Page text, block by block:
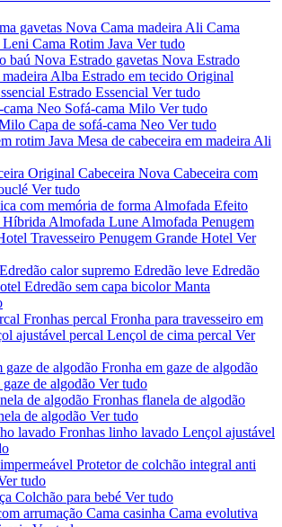
gavetas Nova Cama madeira Ali Cama
Leni Cama Rotim Java Ver tudo
baú Nova Estrado gavetas Nova Estrado
Alba Estrado em tecido Original
Estrado Essencial Ver tudo
cama Neo Sofá-cama Milo Ver tudo
Capa de sofá-cama Neo Ver tudo
rotim Java Mesa de cabeceira em madeira Ali
Original Cabeceira Nova Cabeceira com
Ver tudo
com memória de forma Almofada Efeito
Almofada Lune Almofada Penugem
Travesseiro Penugem Grande Hotel Ver
Edredão calor supremo Edredão leve Edredão
Edredão sem capa bicolorManta
Fronhas percal Fronha para travesseiro em
ajustável percal Lençol de cima percal Ver
gaze de algodão Fronha em gaze de algodão
de algodão Ver tudo
de algodão Fronhas flanela de algodão
de algodão Ver tudo
lavado Fronhas linho lavado Lençol ajustável
Protetor de colchão integral anti
tudo
Colchão para bebé Ver tudo
arrumação Cama casinha Cama evolutiva